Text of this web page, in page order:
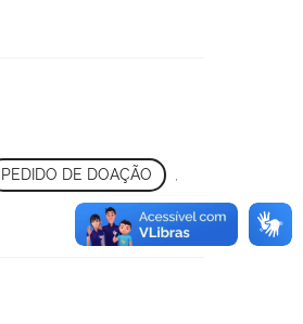
PEDIDO DE DOAÇÃO ,